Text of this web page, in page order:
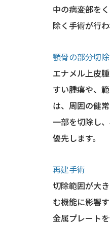
中の病変部を
除く手術が行わ
顎骨の部分切除
エナメル上皮
すい腫瘍や、
は、周囲の健
一部を切除し
優先します。
再建手術
切除範囲が大
む機能に影響
金属プレート